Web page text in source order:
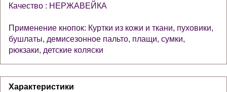
Качество : НЕРЖАВЕЙКА
Применение кнопок: Куртки из кожи и ткани, пуховики,
бушлаты, демисезонное пальто, плащи, сумки,
рюкзаки, детские коляски
Характеристики